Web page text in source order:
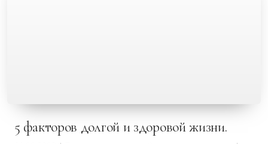
5 факторов долгой и здоровой жизни.